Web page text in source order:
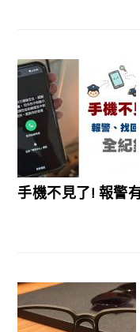
手機不見了! 報警